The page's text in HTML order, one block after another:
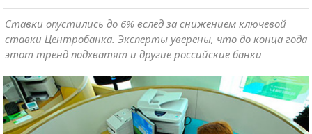
Ставки опустились до 6% вслед за снижением ключевой
ставки Центробанка. Эксперты уверены, что до конца года
этот тренд подхватят и другие российские банки